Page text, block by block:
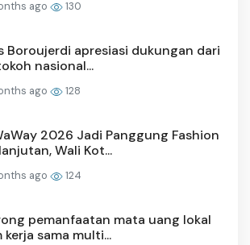
ago 130
Boroujerdi apresiasi dukungan dari
nasional...
ago 128
2026 Jadi Panggung Fashion
Wali Kot...
ago 124
pemanfaatan mata uang lokal
kerja sama multi...